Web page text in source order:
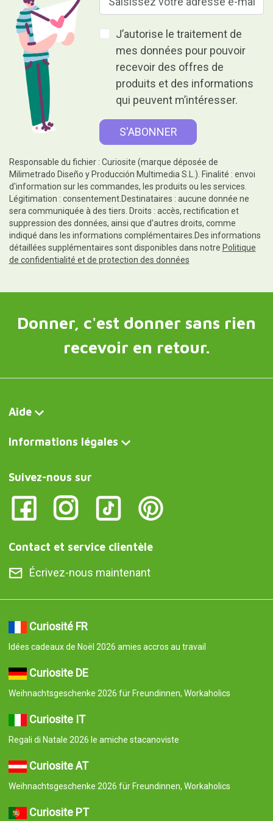
J’autorise le traitement de
mes données pour pouvoir
recevoir des offres de
produits et des informations
qui peuvent m’intéresser.
Responsable du fichier : Curiosite (marque déposée de
Milimetrado Diseño y Producción Multimedia S.L.). Finalité : envoi
d'information sur les commandes, les produits ou les services.
Légitimation : consentement.Destinataires : aucune donnée ne
sera communiquée à des tiers. Droits : accès, rectification et
suppression des données, ainsi que d'autres droits, comme
indiqué dans les informations complémentaires.Des informations
détaillées supplémentaires sont disponibles dans notre Politique
de confidentialité et de protection des données
Donner, c'est donner sans rien
recevoir en retour.
Aide
Informations légales
Suivez-nous sur
Contact et service clientèle
Écrivez-nous maintenant
Curiosité FR
Idées cadeaux de Noël 2026 amies accros au travail
Curiosite DE
Weihnachtsgeschenke 2026 für Freundinnen, Workaholics
Curiosite IT
Regali di Natale 2026 le amiche stacanoviste
Curiosite AT
Weihnachtsgeschenke 2026 für Freundinnen, Workaholics
Curiosite PT